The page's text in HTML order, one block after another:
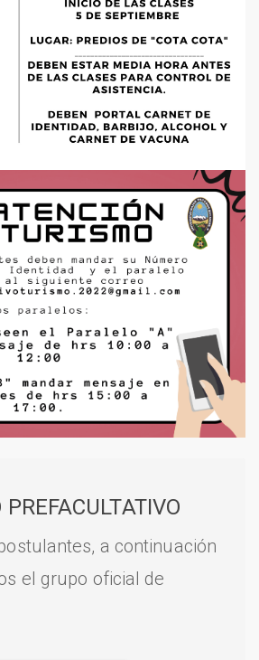
PREFACULTATIVO
a continuación
el grupo oficial de